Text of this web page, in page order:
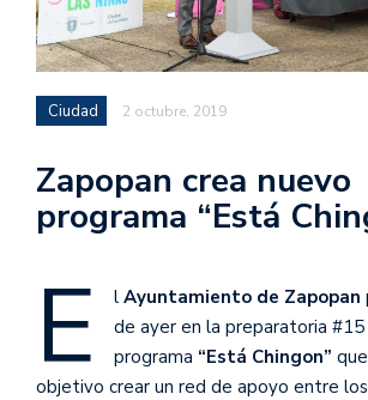
Ciudad 2 octubre, 2019
Zapopan crea nuevo
programa “Está
E l Ayuntamiento de Zapopan
de ayer en la preparatoria
programa “Está Chingon”
objetivo crear un red de apoyo entre